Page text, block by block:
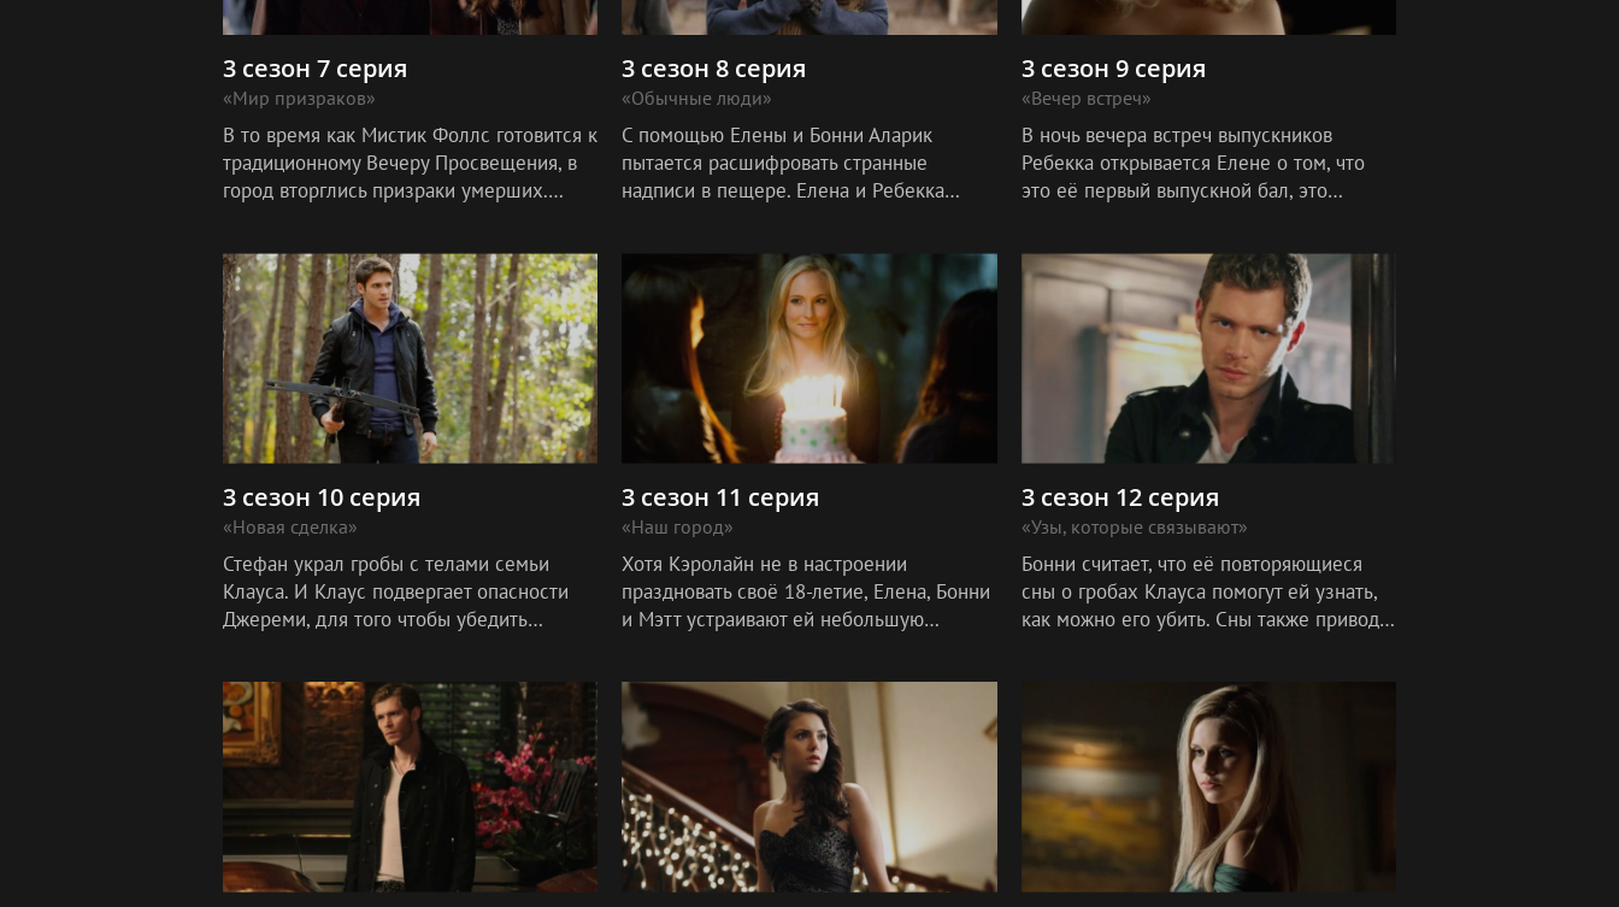
3 сезон 7 серия
«Мир призраков»
В то время как Мистик Фоллс готовится к
традиционному Вечеру Просвещения, в
город вторглись призраки умерших.
Дэйм
3 сезон 8 серия
«Обычные люди»
С помощью Елены и Бонни Аларик
пытается расшифровать странные
надписи в пещере. Елена и Ребекка
3 сезон 9 серия
«Вечер встреч»
В ночь вечера встреч выпускников
Ребекка открывается Елене о том, что
это её первый выпускной бал, это
Ребекке,
3 сезон 10 серия
«Новая сделка»
Стефан украл гробы с телами семьи
Клауса. И Клаус подвергает опасности
Джереми, для того чтобы убедить
пока
3 сезон 11 серия
«Наш город»
Хотя Кэролайн не в настроении
праздновать своё 18-летие, Елена, Бонни
и Мэтт устраивают ей небольшую
справиться
3 сезон 12 серия
«Узы, которые связывают»
Бонни считает, что её повторяющиеся
сны о гробах Клауса помогут ей узнать,
как можно его убить. Сны также приводят